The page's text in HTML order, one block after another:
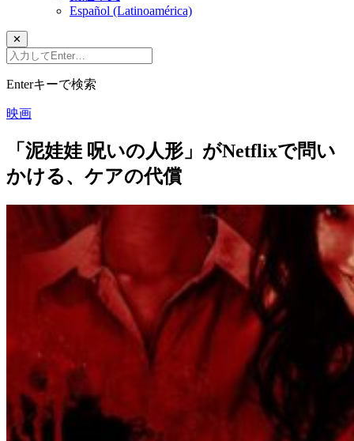
Español (Latinoamérica)
✕
Enterキーで検索
映画
「泥娃娃 呪いの人形」がNetflixで問い
かける、ケアの代償